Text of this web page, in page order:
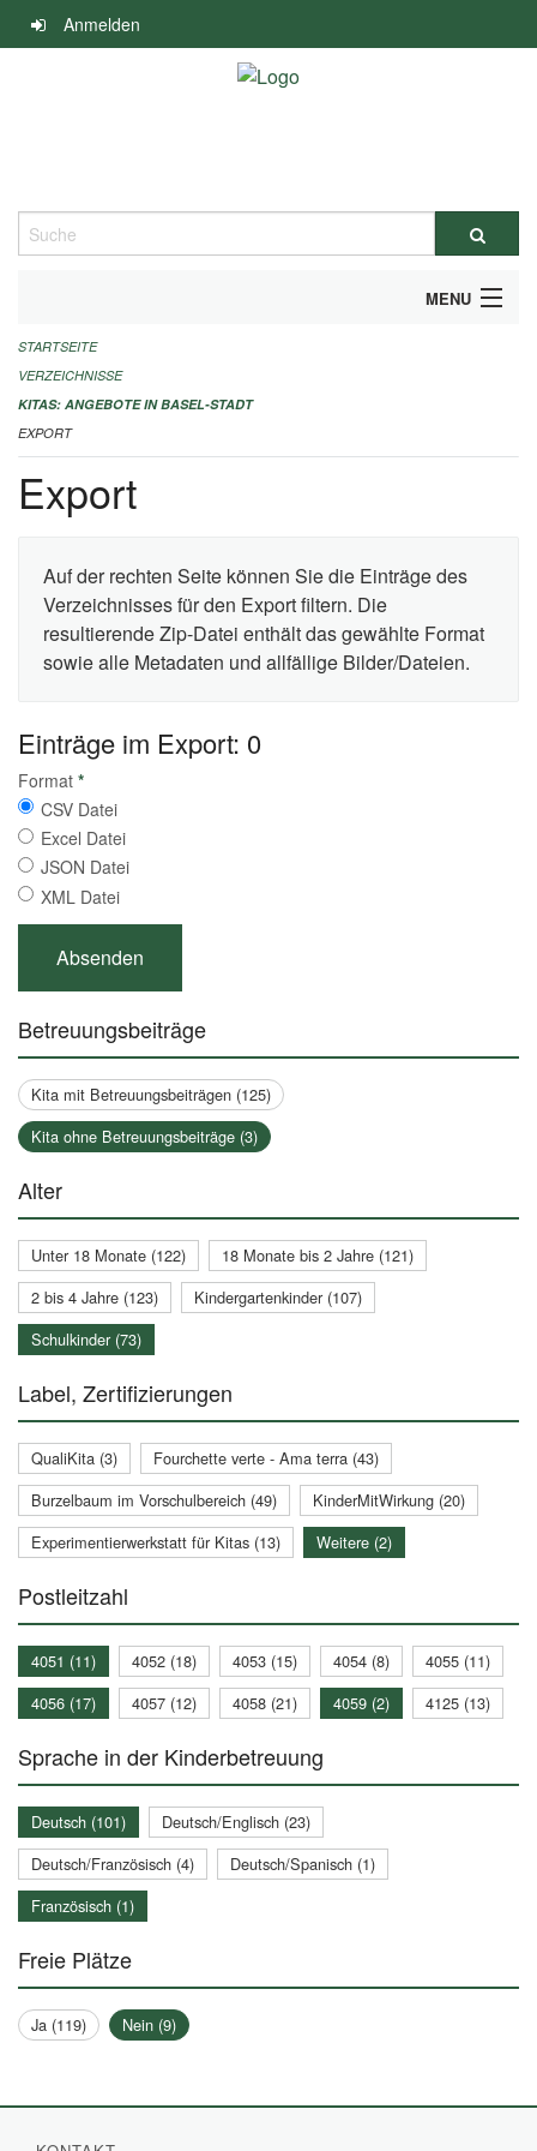
Navigation
überspringen
Anmelden
Suche
MENU
ALLGEMEINE INFORMATIONEN
IMPRESSUM
STARTSEITE
VERZEICHNISSE
KITAS: ANGEBOTE IN BASEL-STADT
EXPORT
Export
Auf der rechten Seite können Sie die Einträge des
Verzeichnisses für den Export filtern. Die
resultierende Zip-Datei enthält das gewählte Format
sowie alle Metadaten und allfällige Bilder/Dateien.
Einträge im Export: 0
Format *
CSV Datei
Excel Datei
JSON Datei
XML Datei
Betreuungsbeiträge
Kita mit Betreuungsbeiträgen (125)
Kita ohne Betreuungsbeiträge (3)
Alter
Unter 18 Monate (122)
18 Monate bis 2 Jahre (121)
2 bis 4 Jahre (123)
Kindergartenkinder (107)
Schulkinder (73)
Label, Zertifizierungen
QualiKita (3)
Fourchette verte - Ama terra (43)
Burzelbaum im Vorschulbereich (49)
KinderMitWirkung (20)
Experimentierwerkstatt für Kitas (13)
Weitere (2)
Postleitzahl
4051 (11) 4052 (18) 4053 (15) 4054 (8)
4055 (11)
4056 (17)
4057 (12) 4058 (21) 4059 (2) 4125 (13)
Sprache in der Kinderbetreuung
Deutsch (101)
Deutsch/Englisch (23)
Deutsch/Französisch (4)
Deutsch/Spanisch (1)
Französisch (1)
Freie Plätze
Ja (119) Nein (9)